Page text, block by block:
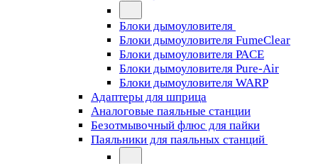
Блоки дымоуловителя
Блоки дымоуловителя FumeClear
Блоки дымоуловителя PACE
Блоки дымоуловителя Pure-Air
Блоки дымоуловителя WARP
Адаптеры для шприца
Аналоговые паяльные станции
Безотмывочный флюс для пайки
Паяльники для паяльных станций